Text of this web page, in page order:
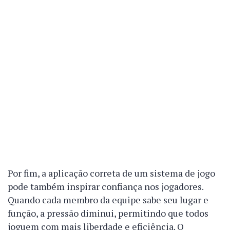
Por fim, a aplicação correta de um sistema de jogo
pode também inspirar confiança nos jogadores.
Quando cada membro da equipe sabe seu lugar e
função, a pressão diminui, permitindo que todos
joguem com mais liberdade e eficiência. O